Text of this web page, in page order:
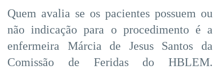
Quem avalia se os pacientes possuem ou
não indicação para o procedimento é a
enfermeira Márcia de Jesus Santos da
Comissão de Feridas do HBLEM.